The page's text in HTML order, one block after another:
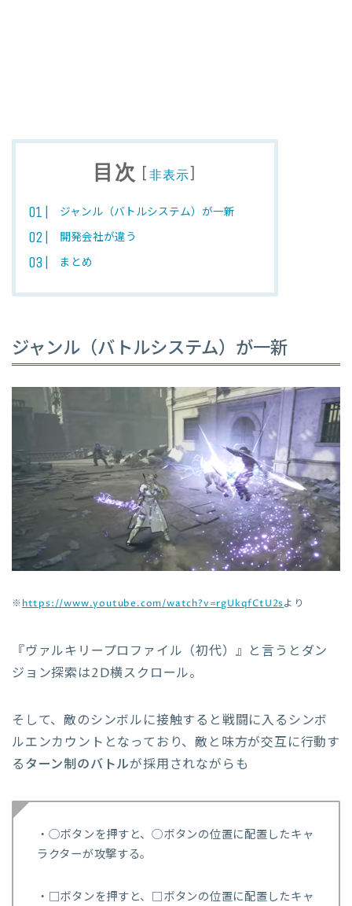
目次 [ 非表示]
ジャンル（バトルシステム）が一新
開発会社が違う
まとめ
ジャンル（バトルシステム）が一新
※https://www.youtube.com/watch?v=rgUkqfCtU2sより
『ヴァルキリープロファイル（初代）』と言うとダン
ジョン探索は2D横スクロール。
そして、敵のシンボルに接触すると戦闘に入るシンボ
ルエンカウントとなっており、敵と味方が交互に行動す
るターン制のバトルが採用されながらも
・◯ボタンを押すと、◯ボタンの位置に配置したキャ
ラクターが攻撃する。
・□ボタンを押すと、□ボタンの位置に配置したキャ